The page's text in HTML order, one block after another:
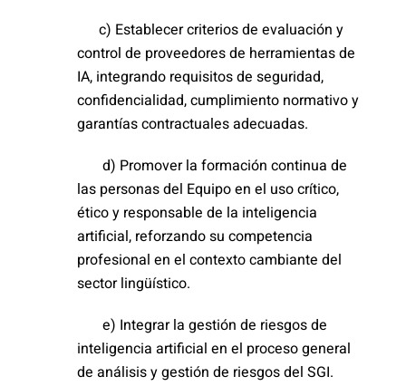
c) Establecer criterios de evaluación y
control de proveedores de herramientas de
IA, integrando requisitos de seguridad,
confidencialidad, cumplimiento normativo y
garantías contractuales adecuadas.
d) Promover la formación continua de
las personas del Equipo en el uso crítico,
ético y responsable de la inteligencia
artificial, reforzando su competencia
profesional en el contexto cambiante del
sector lingüístico.
e) Integrar la gestión de riesgos de
inteligencia artificial en el proceso general
de análisis y gestión de riesgos del SGI.